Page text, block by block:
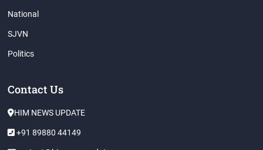
National
SJVN
Politics
Contact Us
HIM NEWS UPDATE
+91 89880 44149